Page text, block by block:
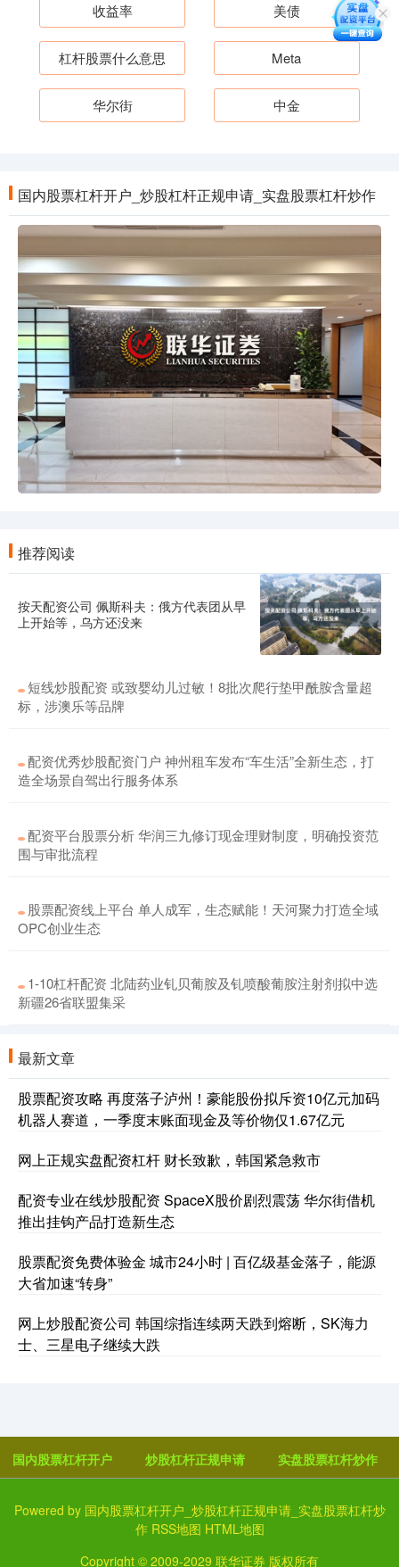
收益率 美债
杠杆股票什么意思 Meta
华尔街 中金
国内股票杠杆开户_炒股杠杆正规申请_实盘股票杠杆炒作
推荐阅读
按天配资公司 佩斯科夫：俄方代表团从早
上开始等，乌方还没来
短线炒股配资 或致婴幼儿过敏！8批次爬行垫甲酰胺含量超
标，涉澳乐等品牌
配资优秀炒股配资门户 神州租车发布“车生活”全新生态，打
造全场景自驾出行服务体系
配资平台股票分析 华润三九修订现金理财制度，明确投资范
围与审批流程
股票配资线上平台 单人成军，生态赋能！天河聚力打造全域
OPC创业生态
1-10杠杆配资 北陆药业钆贝葡胺及钆喷酸葡胺注射剂拟中选
新疆26省联盟集采
最新文章
股票配资攻略 再度落子泸州！豪能股份拟斥资10亿元加码
机器人赛道，一季度末账面现金及等价物仅1.67亿元
网上正规实盘配资杠杆 财长致歉，韩国紧急救市
配资专业在线炒股配资 SpaceX股价剧烈震荡 华尔街借机
推出挂钩产品打造新生态
股票配资免费体验金 城市24小时 | 百亿级基金落子，能源
大省加速“转身”
网上炒股配资公司 韩国综指连续两天跌到熔断，SK海力
士、三星电子继续大跌
国内股票杠杆开户 炒股杠杆正规申请 实盘股票杠杆炒作
Powered by 国内股票杠杆开户_炒股杠杆正规申请_实盘股票杠杆炒
作 RSS地图 HTML地图
Copyright © 2009-2029 联华证券 版权所有